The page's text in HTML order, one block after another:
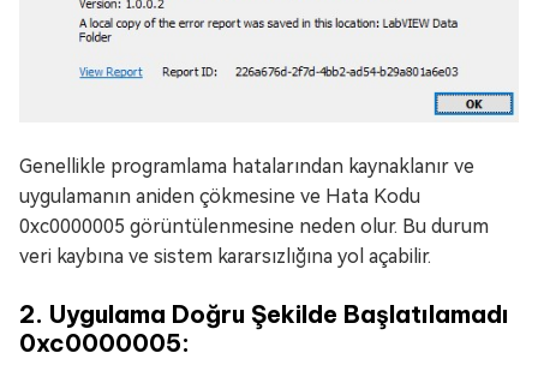
Genellikle programlama hatalarından kaynaklanır ve
uygulamanın aniden çökmesine ve Hata Kodu
0xc0000005 görüntülenmesine neden olur. Bu durum
veri kaybına ve sistem kararsızlığına yol açabilir.
2. Uygulama Doğru Şekilde Başlatılamadı
0xc0000005: